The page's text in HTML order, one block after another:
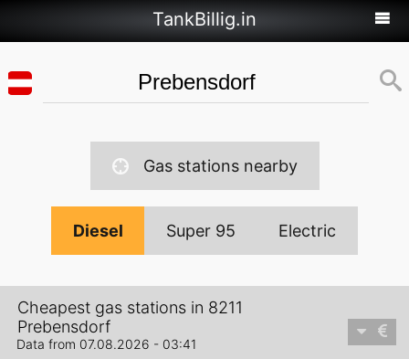
TankBillig.in
Gas stations nearby
Diesel Super 95 Electric
Cheapest gas stations in 8211
Prebensdorf
Data from 07.08.2026 - 03:41